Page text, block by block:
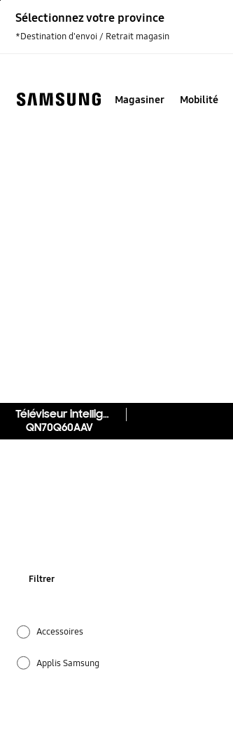
content
Sélectionnez votre province
*Destination d'envoi / Retrait magasin
Magasiner Mobilité
Téléviseur intelligent QLED 4K Q60A 2021 de 70 po
QN70Q60AAV
Filtrer
Accessoires
Applis Samsung